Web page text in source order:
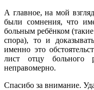
А главное, на мой
были сомнения, что
больным ребёнком
спора), то и
именно это
лист отцу больного
неправомерно.
Спасибо за внимание.